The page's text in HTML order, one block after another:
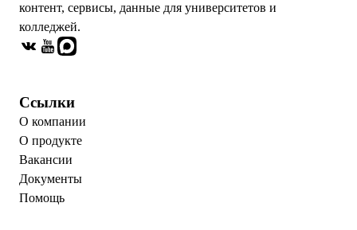
контент, сервисы, данные для университетов и
колледжей.
Ссылки
О компании
О продукте
Вакансии
Документы
Помощь